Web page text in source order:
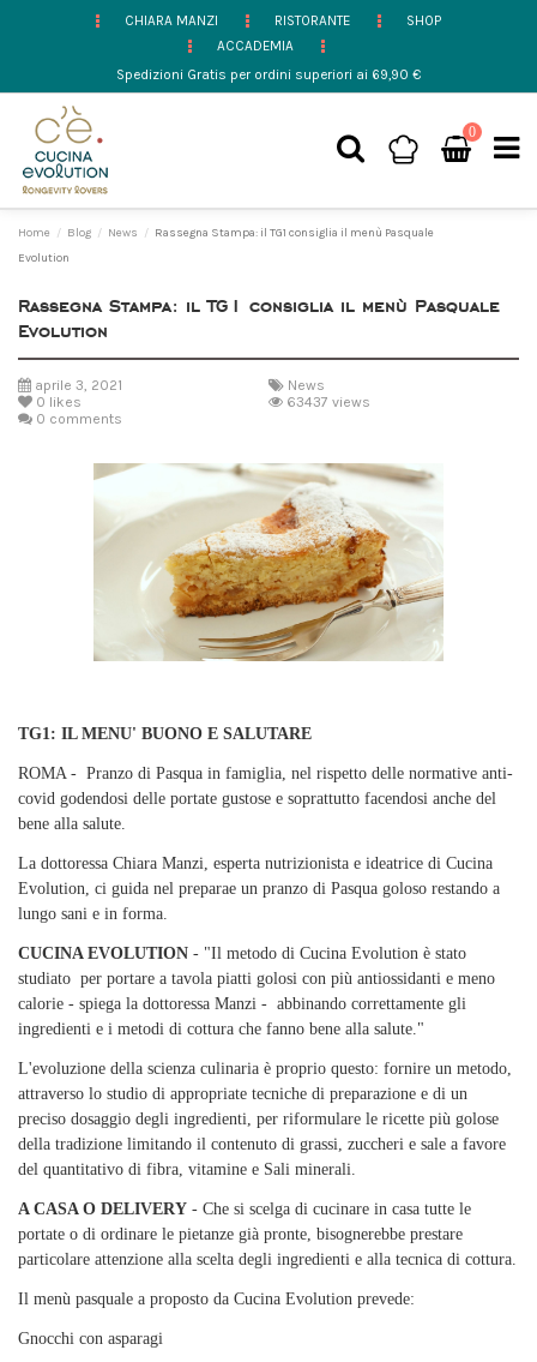
CHIARA MANZI RISTORANTE
SHOP
ACCADEMIA
Spedizioni Gratis per ordini superiori ai 69,90 €
0
Home Blog News
Rassegna Stampa: il TG1 consiglia il menù Pasquale
Evolution
Rassegna Stampa: il TG1 consiglia il menù Pasquale
Evolution
aprile 3, 2021
News
0 likes
63437 views
0 comments
TG1: IL MENU' BUONO E SALUTARE
ROMA - Pranzo di Pasqua in famiglia, nel rispetto delle normative anti-
covid godendosi delle portate gustose e soprattutto facendosi anche del
bene alla salute.
La dottoressa Chiara Manzi, esperta nutrizionista e ideatrice di Cucina
Evolution, ci guida nel preparae un pranzo di Pasqua goloso restando a
lungo sani e in forma.
CUCINA EVOLUTION - "Il metodo di Cucina Evolution è stato
studiato per portare a tavola piatti golosi con più antiossidanti e meno
calorie - spiega la dottoressa Manzi - abbinando correttamente gli
ingredienti e i metodi di cottura che fanno bene alla salute."
L'evoluzione della scienza culinaria è proprio questo: fornire un metodo,
attraverso lo studio di appropriate tecniche di preparazione e di un
preciso dosaggio degli ingredienti, per riformulare le ricette più golose
della tradizione limitando il contenuto di grassi, zuccheri e sale a favore
del quantitativo di fibra, vitamine e Sali minerali.
A CASA O DELIVERY - Che si scelga di cucinare in casa tutte le
portate o di ordinare le pietanze già pronte, bisognerebbe prestare
particolare attenzione alla scelta degli ingredienti e alla tecnica di cottura.
Il menù pasquale a proposto da Cucina Evolution prevede:
Gnocchi con asparagi